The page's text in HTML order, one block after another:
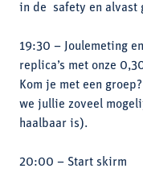
in de safety en alvast
19:30 – Joulemeting
replica’s met onze
Kom je met een
we jullie zoveel
haalbaar is).
20:00 – Start skirm